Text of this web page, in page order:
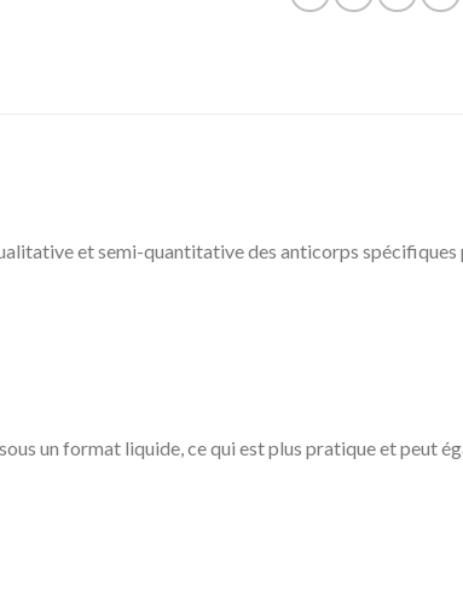
et semi-quantitative des anticorps spécifiques
un format liquide, ce qui est plus pratique et peut